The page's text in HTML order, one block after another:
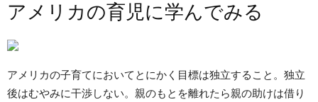
アメリカの育児に学んでみる
アメリカの子育てにおいてとにかく目標は独立すること。独立
後はむやみに干渉しない。親のもとを離れたら親の助けは借り